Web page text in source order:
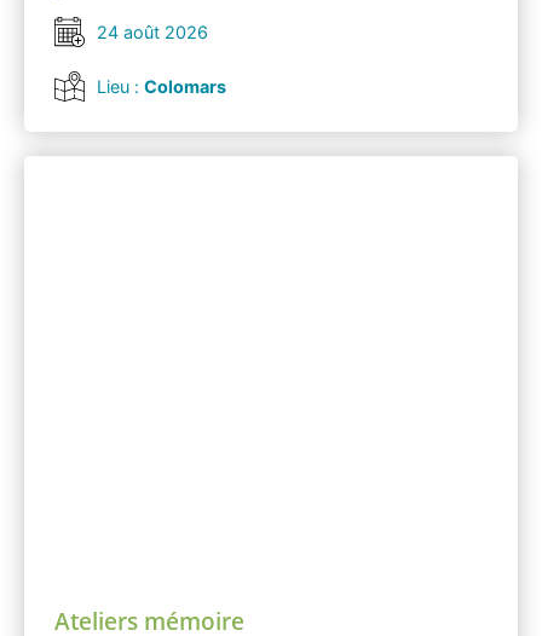
24 août 2026
Lieu : Colomars
Ateliers mémoire